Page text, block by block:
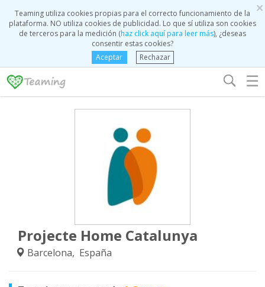
×
Teaming utiliza cookies propias para el correcto funcionamiento de la
plataforma. NO utiliza cookies de publicidad. Lo que sí utiliza son cookies
de terceros para la medición (haz click aquí para leer más), ¿deseas
consentir estas cookies?
Aceptar
Rechazar
☰
Projecte Home Catalunya
Barcelona, España